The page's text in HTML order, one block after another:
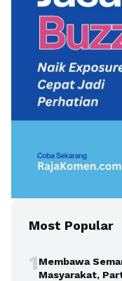
Most Popular
1Membawa
Masyarakat,